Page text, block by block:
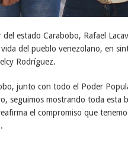
estado Carabobo, Rafael
del pueblo venezolano, en
Rodríguez.
junto con todo el Poder
seguimos mostrando toda esta
el compromiso que